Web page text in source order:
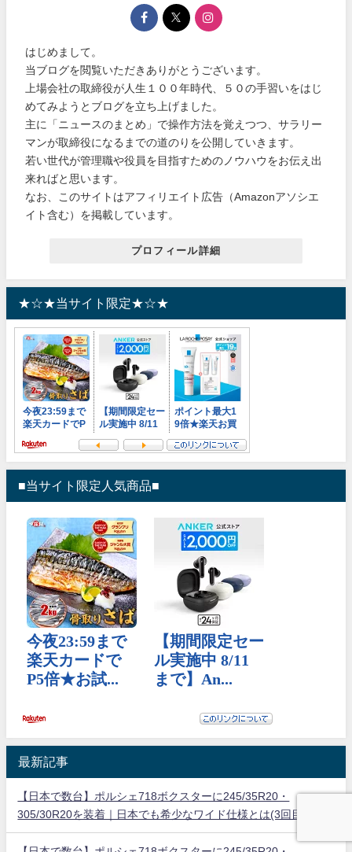
はじめまして。
当ブログを閲覧いただきありがとうございます。
上場会社の取締役が人生１００年時代、５０の手習いをはじ
めてみようとブログを立ち上げました。
主に「ニュースのまとめ」で操作方法を覚えつつ、サラリー
マンが取締役になるまでの道のりを公開していきます。
若い世代が管理職や役員を目指すためのノウハウをお伝え出
来ればと思います。
なお、このサイトはアフィリエイト広告（Amazonアソシエ
イト含む）を掲載しています。
プロフィール詳細
★☆★当サイト限定★☆★
■当サイト限定人気商品■
最新記事
【日本で数台】ポルシェ718ボクスターに245/35R20・
305/30R20を装着｜日本でも希少なワイド仕様とは(3回目）